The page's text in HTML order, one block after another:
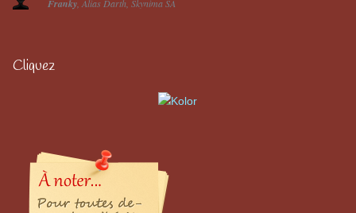
Franky Alias Darth Skynima SA
Cliquez